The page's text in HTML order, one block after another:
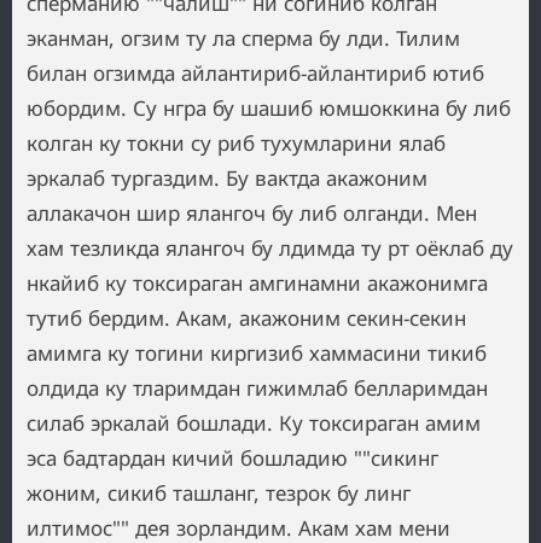
эканман, огзим ту ла сперма бу лди. Тилим
билан огзимда айлантириб-айлантириб ютиб
юбордим. Су нгра бу шашиб юмшоккина бу либ
колган ку токни су риб тухумларини ялаб
эркалаб тургаздим. Бу вактда акажоним
аллакачон шир ялангоч бу либ олганди. Мен
хам тезликда ялангоч бу лдимда ту рт оёклаб ду
нкайиб ку токсираган амгинамни акажонимга
тутиб бердим. Акам, акажоним секин-секин
амимга ку тогини киргизиб хаммасини тикиб
олдида ку тларимдан гижимлаб белларимдан
силаб эркалай бошлади. Ку токсираган амим
эса бадтардан кичий бошладию ""сикинг
жоним, сикиб ташланг, тезрок бу линг
илтимос"" дея зорландим. Акам хам мени